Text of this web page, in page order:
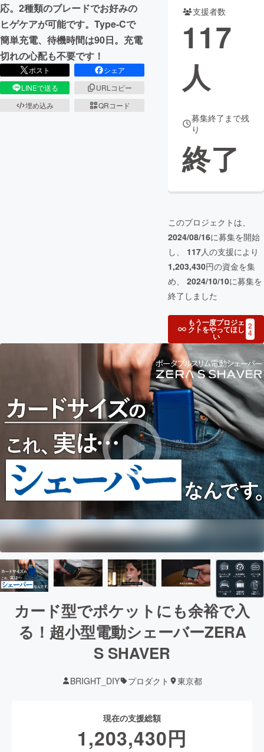
応。2種類のブレードでお好みの
ヒゲケアが可能です。Type-Cで
簡単充電、待機時間は90日。充電
切れの心配も不要です！
ポスト
シェア
LINEで送る
URLコピー
埋め込み
QRコード
支援者数
117
人
募集終了まで残
り
終了
このプロジェクトは、
2024/08/16に募集を開始
し、 117人の支援により
1,203,430円の資金を集
め、 2024/10/10に募集を
終了しました
もう一度プロジェ
クトをやってほし
い
2
4
カード型でポケットにも余裕で入
る！超小型電動シェーバーZERA
S SHAVER
BRIGHT_DIY プロダクト 東京都
現在の支援総額
1,203,430円